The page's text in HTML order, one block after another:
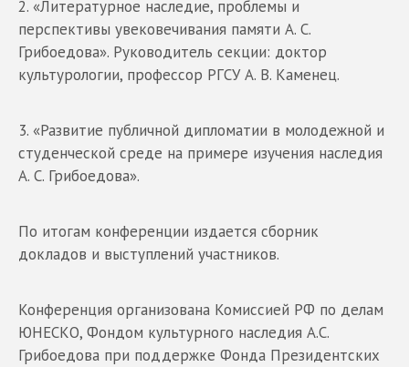
2. «Литературное наследие, проблемы и
перспективы увековечивания памяти А. С.
Грибоедова». Руководитель секции: доктор
культурологии, профессор РГСУ А. В. Каменец.
3. «Развитие публичной дипломатии в молодежной и
студенческой среде на примере изучения наследия
А. С. Грибоедова».
По итогам конференции издается сборник
докладов и выступлений участников.
Конференция организована Комиссией РФ по делам
ЮНЕСКО, Фондом культурного наследия А.С.
Грибоедова при поддержке Фонда Президентских